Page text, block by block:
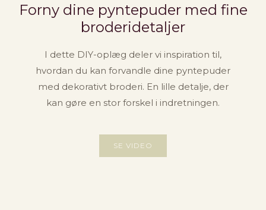
Forny dine pyntepuder med fine
broderidetaljer
I dette DIY-oplæg deler vi inspiration til,
hvordan du kan forvandle dine pyntepuder
med dekorativt broderi. En lille detalje, der
kan gøre en stor forskel i indretningen.
SE VIDEO